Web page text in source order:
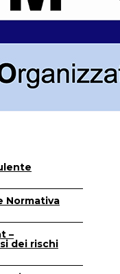
Normativa
–
dei rischi